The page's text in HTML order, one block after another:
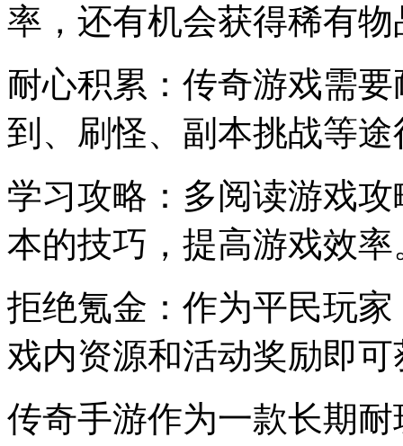
率，还有机会获得稀有物
耐心积累：传奇游戏需
到、刷怪、副本挑战等
学习攻略：多阅读游戏
本的技巧，提高游戏效率
拒绝氪金：作为平民玩
戏内资源和活动奖励即
传奇手游作为一款长期